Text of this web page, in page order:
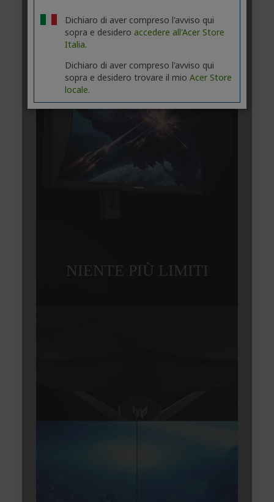
Dichiaro di aver compreso l'avviso qui
sopra e desidero accedere all'Acer Store
Italia.
Dichiaro di aver compreso l'avviso qui
sopra e desidero trovare il mio Acer Store
locale.